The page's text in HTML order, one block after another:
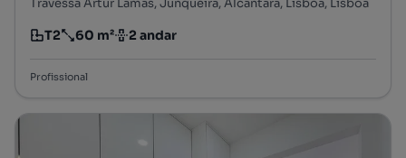
Travessa Artur Lamas, Junqueira, Alcântara, Lisboa, Lisboa
Tipologia
T2
Preço por metro quadrado
60 m²
Andar 2 andar
Profissional